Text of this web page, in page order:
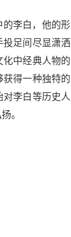
的李白，他的形
足间尽显潇洒
中经典人物的
得一种独特的
李白等历史人
。